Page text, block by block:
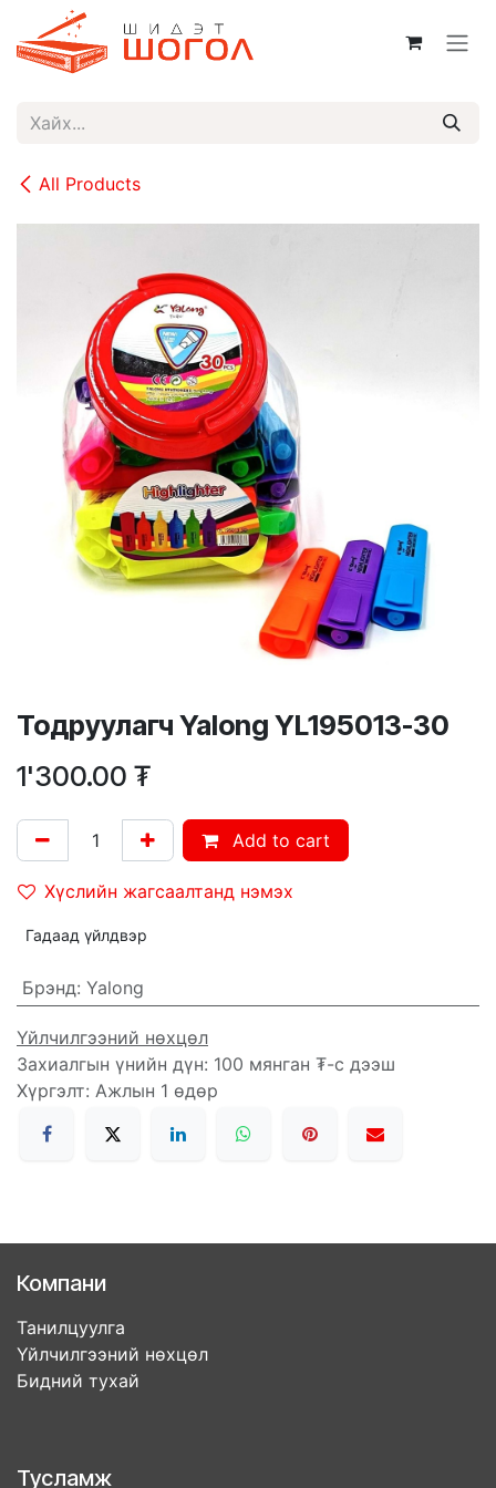
Skip to Content
All Products
Тодруулагч Yalong YL195013-30
1'300.00 ₮
Add to cart
Хүслийн жагсаалтанд нэмэх
Гадаад үйлдвэр
Брэнд: Yalong
Үйлчилгээний нөхцөл
Захиалгын үнийн дүн: 100 мянган ₮-с дээш
Хүргэлт: Ажлын 1 өдөр
Компани
Танилцуулга
Үйлчилгээний нөхцөл
Бидний тухай
Тусламж